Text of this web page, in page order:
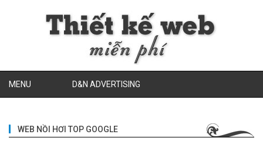
MENU D&N ADVERTISING
WEB NỒI HƠI TOP GOOGLE